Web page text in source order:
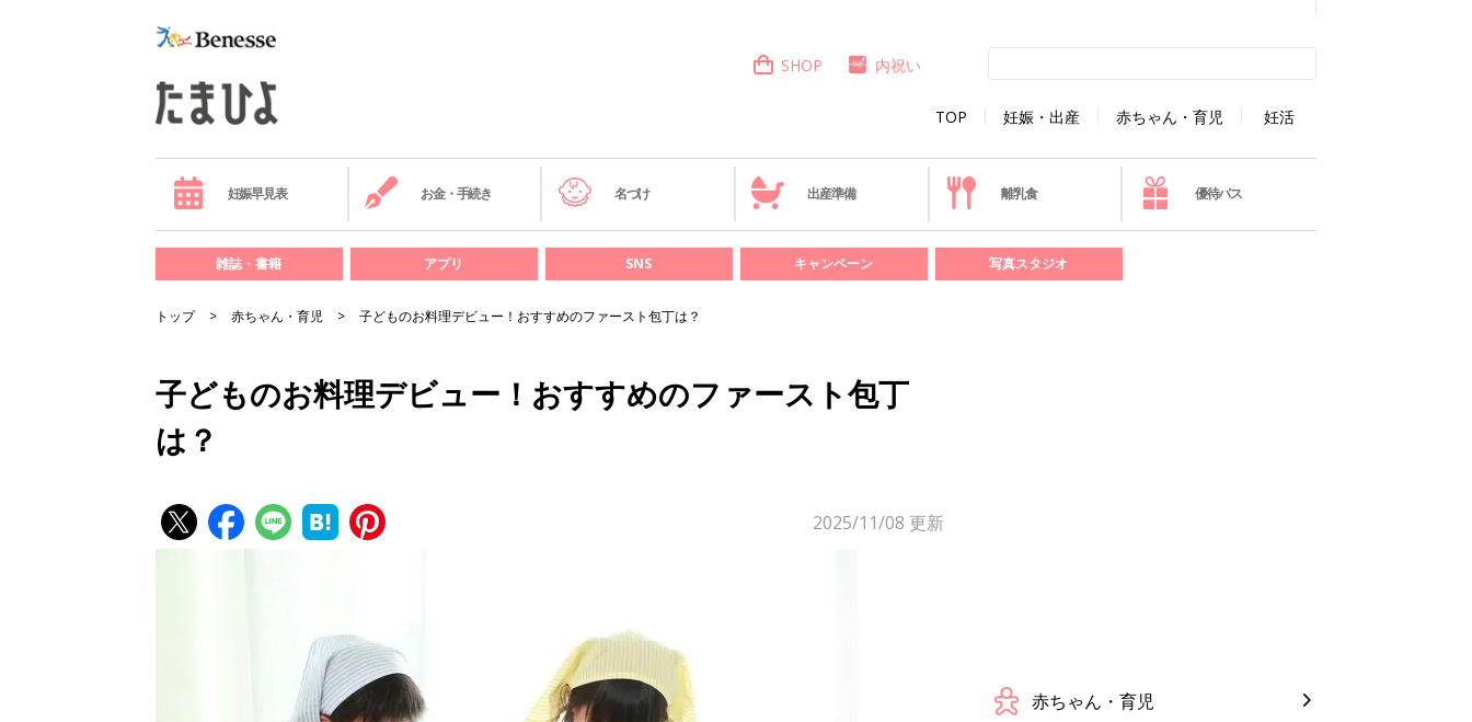
TOP 妊娠・出産 赤ちゃん・育児 妊活
SHOP 内祝い
妊娠早見表 お金・手続き 名づけ 出産準備 離乳食 優待パス
雑誌・書籍 アプリ SNS キャンペーン 写真スタジオ
トップ 赤ちゃん・育児 子どものお料理デビュー！おすすめのファースト包丁は？
子どものお料理デビュー！おすすめのファースト包丁
は？
2025/11/08 更新
赤ちゃん・育児